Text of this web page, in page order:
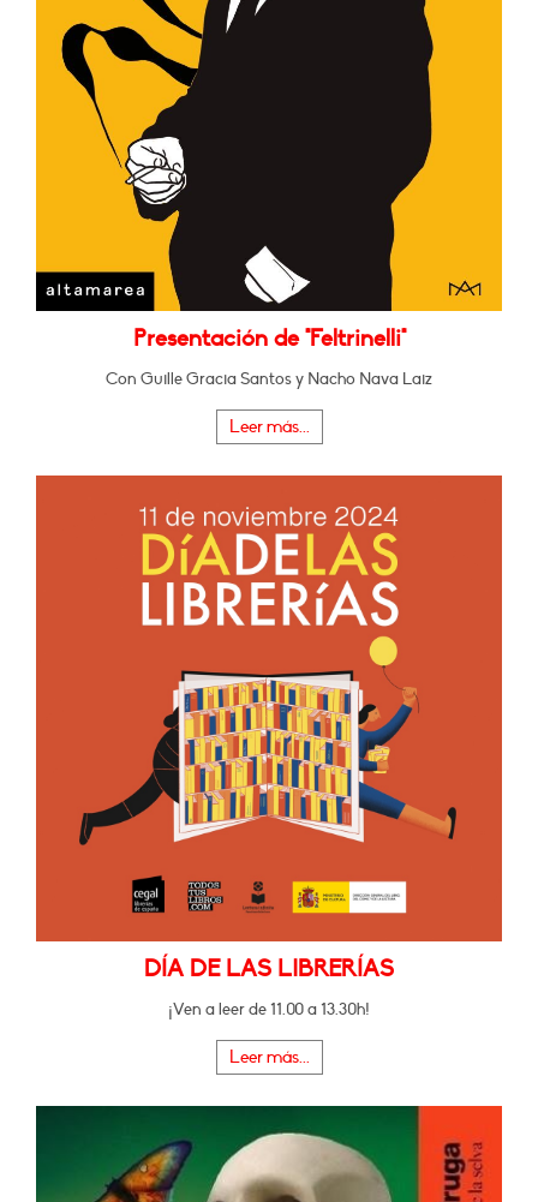
Presentación de "Feltrinelli"
Con Guille Gracia Santos y Nacho Nava Laiz
Leer más...
DÍA DE LAS LIBRERÍAS
¡Ven a leer de 11.00 a 13.30h!
Leer más...